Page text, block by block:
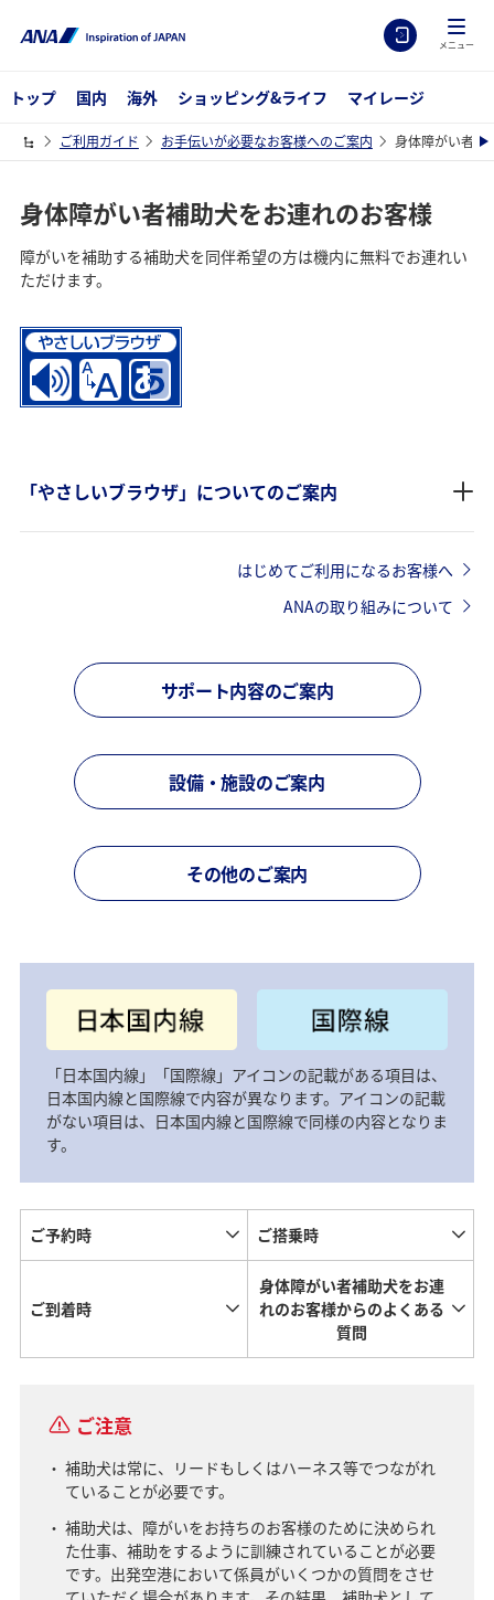
メニュー
トップ 国内 海外 ショッピング&ライフ マイレージ
ご利用ガイド お手伝いが必要なお客様へのご案内 身体障がい者補
身体障がい者補助犬をお連れのお客様
障がいを補助する補助犬を同伴希望の方は機内に無料でお連れい
ただけます。
「やさしいブラウザ」についてのご案内
はじめてご利用になるお客様へ
ANAの取り組みについて
サポート内容のご案内
設備・施設のご案内
その他のご案内
「日本国内線」「国際線」アイコンの記載がある項目は、
日本国内線と国際線で内容が異なります。アイコンの記載
がない項目は、日本国内線と国際線で同様の内容となりま
す。
ご予約時 ご搭乗時
ご到着時
身体障がい者補助犬をお連
れのお客様からのよくある
質問
ご注意
補助犬は常に、リードもしくはハーネス等でつながれ
ていることが必要です。
補助犬は、障がいをお持ちのお客様のために決められ
た仕事、補助をするように訓練されていることが必要
です。出発空港において係員がいくつかの質問をさせ